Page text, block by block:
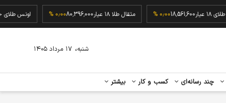
گرم طلای ۱۸ عیار 18,561,600 مثقال طلا ۱۸ عیار 80,396,000
چند رسانه‌ای کسب و کار بیشتر
شنبه، ۱۷ مرداد ۱۴۰۵